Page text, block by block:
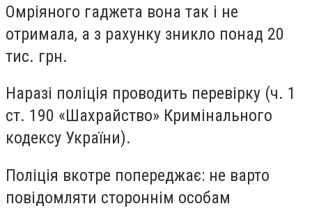
Омріяного гаджета вона так і не
отримала, а з рахунку зникло понад 20
тис. грн.
Наразі поліція проводить перевірку (ч. 1
ст. 190 «Шахрайство» Кримінального
кодексу України).
Поліція вкотре попереджає: не варто
повідомляти стороннім особам